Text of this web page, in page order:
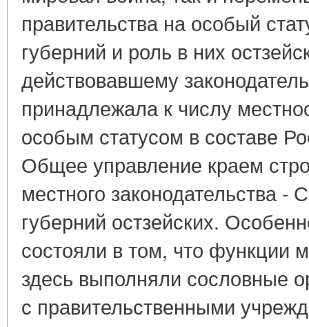
правительства на особый
губерний и роль в них
действовавшему
принадлежала к числу
особым статусом в составе
Общее управление краем
местного законодательства -
губерний остзейских.
состояли в том, что функции
здесь выполняли сословные
с правительственными